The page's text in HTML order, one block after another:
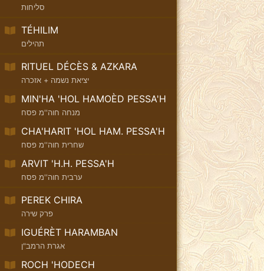
סליחות
TÉHILIM
תהילים
RITUEL DÉCÈS & AZKARA
יציאת נשמה + אזכרה
MIN'HA 'HOL HAMOÈD PESSA'H
מנחה חוה''מ פסח
CHA'HARIT 'HOL HAM. PESSA'H
שחרית חוה''מ פסח
ARVIT 'H.H. PESSA'H
ערבית חוה''מ פסח
PEREK CHIRA
פרק שירה
IGUÉRÈT HARAMBAN
אגרת הרמב"ן
ROCH 'HODECH